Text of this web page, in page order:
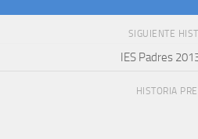
SIGUIENTE
IES Padres
HISTORIA